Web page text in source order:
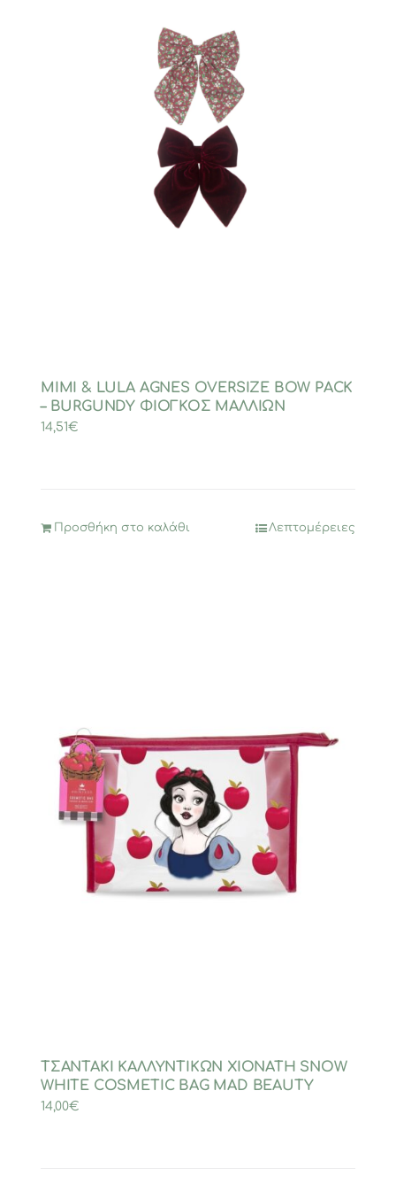
MIMI & LULA AGNES OVERSIZE BOW PACK
– BURGUNDY ΦΙΟΓΚΟΣ ΜΑΛΛΙΩΝ
14,51€
Προσθήκη στο καλάθι Λεπτομέρειες
ΤΣΑΝΤΑΚΙ ΚΑΛΛΥΝΤΙΚΩΝ ΧΙΟΝΑΤΗ SNOW
WHITE COSMETIC BAG MAD BEAUTY
14,00€